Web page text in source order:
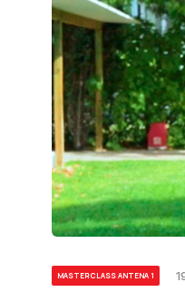
MASTERCLASS ANTENA 1